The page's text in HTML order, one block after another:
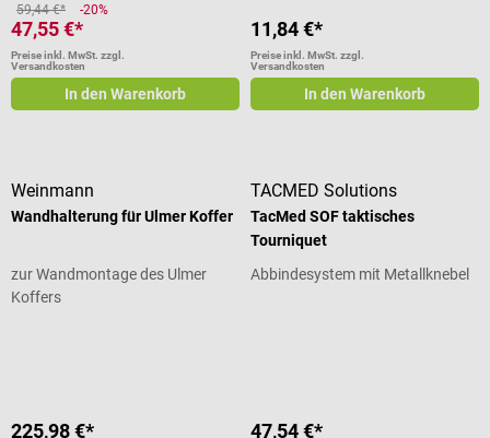
59,44 €* -20%
47,55 €*
Preise inkl. MwSt. zzgl.
Versandkosten
In den Warenkorb
11,84 €*
Preise inkl. MwSt. zzgl.
Versandkosten
In den Warenkorb
Weinmann
Wandhalterung für Ulmer Koffer
zur Wandmontage des Ulmer
Koffers
225,98 €*
TACMED Solutions
TacMed SOF taktisches
Tourniquet
Abbindesystem mit Metallknebel
47,54 €*